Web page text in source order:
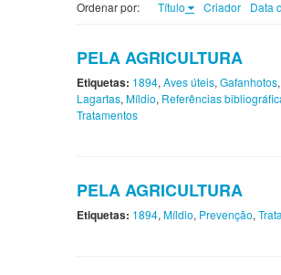
Ordenar por: Título Criador Data
PELA AGRICULTURA
Etiquetas: 1894, Aves úteis, Gafanhotos,
Lagartas, Míldio, Referências
Tratamentos
PELA AGRICULTURA
Etiquetas: 1894, Míldio, Prevenção,